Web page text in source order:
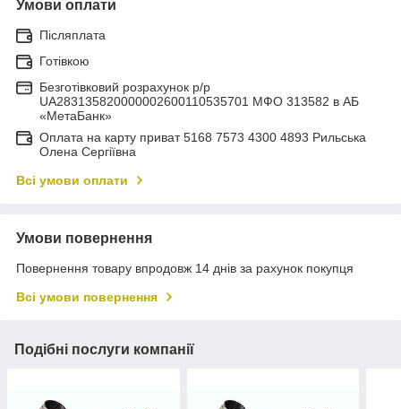
Умови оплати
Післяплата
Готівкою
Безготівковий розрахунок р/р
UA283135820000002600110535701 МФО 313582 в АБ
«МетаБанк»
Оплата на карту приват 5168 7573 4300 4893 Рильська
Олена Сергіївна
Всі умови оплати
Умови повернення
Повернення товару впродовж 14 днів за рахунок покупця
Всі умови повернення
Подібні послуги компанії